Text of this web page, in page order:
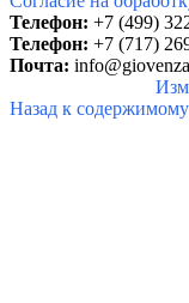
Телефон: +7 (499)
Телефон: +7 (717)
Почта:
Назад к содержимому